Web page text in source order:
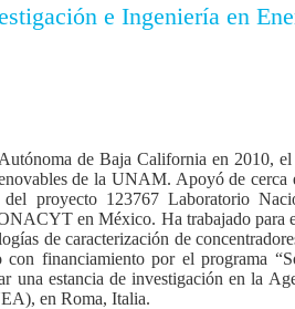
e Ingeniería en
de Baja California en 2010, el
de la UNAM. Apoyó de cerca
proyecto 123767 Laboratorio
en México. Ha trabajado para
de caracterización de
financiamiento por el programa
una estancia de investigación en la
en Roma, Italia.